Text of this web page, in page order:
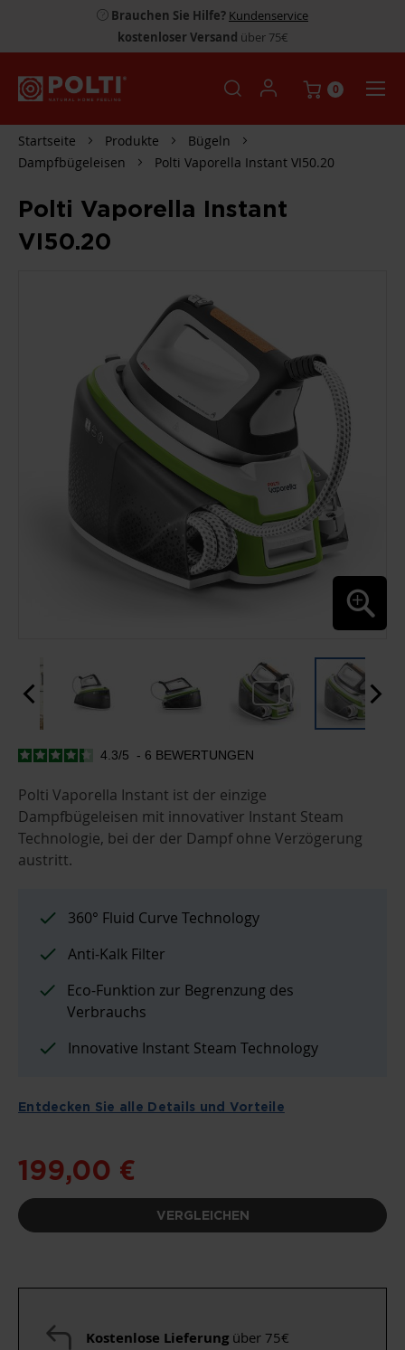
Brauchen Sie Hilfe? Kundenservice
kostenloser Versand über 75€
0
Startseite Produkte
Bügeln
Dampfbügeleisen
Polti Vaporella Instant VI50.20
Polti Vaporella Instant
VI50.20
ZUM
DER
BILDGALERIE
SPRINGEN
4.3/5 - 6 BEWERTUNGEN
Polti Vaporella Instant ist der einzige
Dampfbügeleisen mit innovativer Instant Steam
Technologie, bei der der Dampf ohne Verzögerung
austritt.
360° Fluid Curve Technology
Anti-Kalk Filter
Eco-Funktion zur Begrenzung des
Verbrauchs
Innovative Instant Steam Technology
Entdecken Sie alle Details und Vorteile
199,00 €
VERGLEICHEN
Kostenlose Lieferung über 75€